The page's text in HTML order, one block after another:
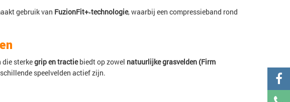
gebruik van FuzionFit+‑technologie, waarbij een compressieband rond
die sterkegrip en tractiebiedt op zowel natuurlijke grasvelden (Firm
speelvelden actief zijn.